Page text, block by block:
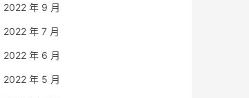
2022 年 9 月
2022 年 7 月
2022 年 6 月
2022 年 5 月